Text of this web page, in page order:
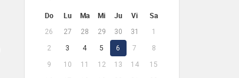
Do Lu Ma Mi Ju Vi Sa
26 27 28 29 30 31
1
2
3 4 5 6 7
8
9
10 11 12 13 14
15